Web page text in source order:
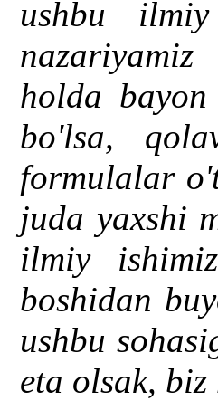
ushbu
holda
bo'lsa,
formulalar
juda yaxshi
ilmiy
boshidan
ushbu
eta olsak,